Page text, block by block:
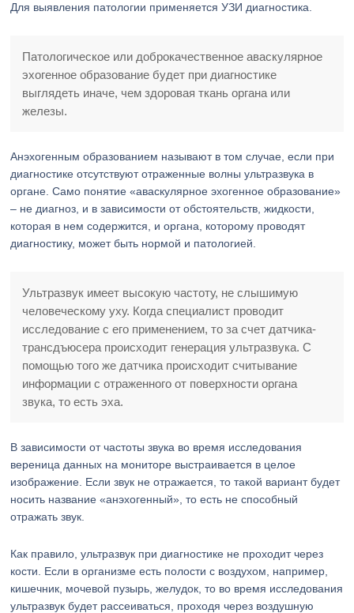
Для выявления патологии применяется УЗИ диагностика.
Патологическое или доброкачественное аваскулярное
эхогенное образование будет при диагностике
выглядеть иначе, чем здоровая ткань органа или
железы.
Анэхогенным образованием называют в том случае, если при
диагностике отсутствуют отраженные волны ультразвука в
органе. Само понятие «аваскулярное эхогенное образование»
– не диагноз, и в зависимости от обстоятельств, жидкости,
которая в нем содержится, и органа, которому проводят
диагностику, может быть нормой и патологией.
Ультразвук имеет высокую частоту, не слышимую
человеческому уху. Когда специалист проводит
исследование с его применением, то за счет датчика-
трансдъюсера происходит генерация ультразвука. С
помощью того же датчика происходит считывание
информации с отраженного от поверхности органа
звука, то есть эха.
В зависимости от частоты звука во время исследования
вереница данных на мониторе выстраивается в целое
изображение. Если звук не отражается, то такой вариант будет
носить название «анэхогенный», то есть не способный
отражать звук.
Как правило, ультразвук при диагностике не проходит через
кости. Если в организме есть полости с воздухом, например,
кишечник, мочевой пузырь, желудок, то во время исследования
ультразвук будет рассеиваться, проходя через воздушную